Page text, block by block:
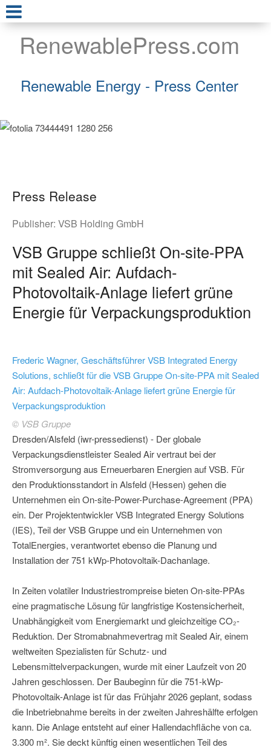
RenewablePress.com
Renewable Energy - Press Center
Press Release
Publisher: VSB Holding GmbH
VSB Gruppe schließt On-site-PPA
mit Sealed Air: Aufdach-
Photovoltaik-Anlage liefert grüne
Energie für Verpackungsproduktion
Frederic Wagner, Geschäftsführer VSB Integrated Energy
Solutions, schließt für die VSB Gruppe On-site-PPA mit Sealed
Air: Aufdach-Photovoltaik-Anlage liefert grüne Energie für
Verpackungsproduktion
© VSB Gruppe
Dresden/Alsfeld (iwr-pressedienst) - Der globale
Verpackungsdienstleister Sealed Air vertraut bei der
Stromversorgung aus Erneuerbaren Energien auf VSB. Für
den Produktionsstandort in Alsfeld (Hessen) gehen die
Unternehmen ein On-site-Power-Purchase-Agreement (PPA)
ein. Der Projektentwickler VSB Integrated Energy Solutions
(IES), Teil der VSB Gruppe und ein Unternehmen von
TotalEnergies, verantwortet ebenso die Planung und
Installation der 751 kWp-Photovoltaik-Dachanlage.
In Zeiten volatiler Industriestrompreise bieten On-site-PPAs
eine pragmatische Lösung für langfristige Kostensicherheit,
Unabhängigkeit vom Energiemarkt und gleichzeitige CO₂-
Reduktion. Der Stromabnahmevertrag mit Sealed Air, einem
weltweiten Spezialisten für Schutz- und
Lebensmittelverpackungen, wurde mit einer Laufzeit von 20
Jahren geschlossen. Der Baubeginn für die 751-kWp-
Photovoltaik-Anlage ist für das Frühjahr 2026 geplant, sodass
die Inbetriebnahme bereits in der zweiten Jahreshälfte erfolgen
kann. Die Anlage entsteht auf einer Hallendachfläche von ca.
3.300 m². Sie deckt künftig einen wesentlichen Teil des